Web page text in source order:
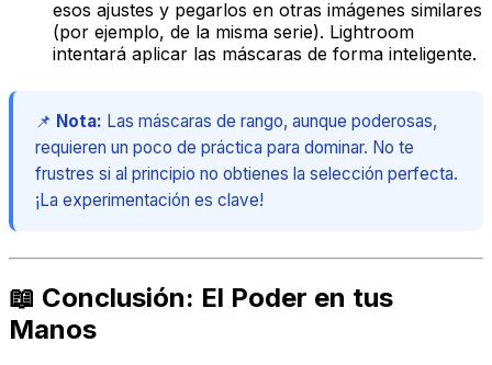
esos ajustes y pegarlos en otras imágenes similares
(por ejemplo, de la misma serie). Lightroom
intentará aplicar las máscaras de forma inteligente.
📌 Nota: Las máscaras de rango, aunque poderosas,
requieren un poco de práctica para dominar. No te
frustres si al principio no obtienes la selección perfecta.
¡La experimentación es clave!
📖 Conclusión: El Poder en tus
Manos